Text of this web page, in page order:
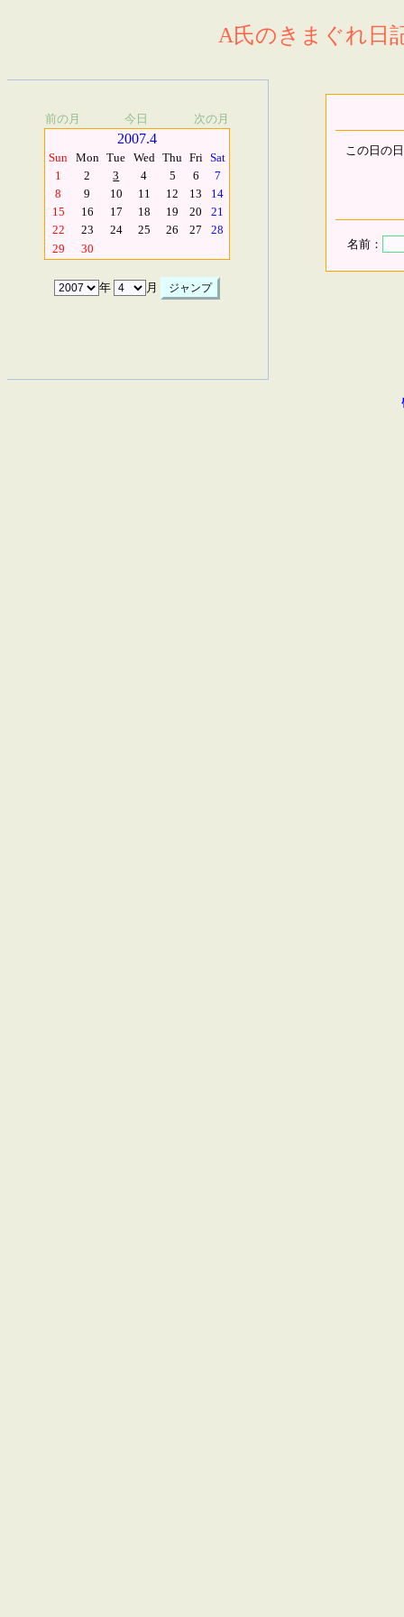
A氏のきまぐれ日
前の月 今日 次の月
2007.4
Sun Mon Tue Wed Thu Fri Sat
1
2 3 4 5 6
7
8
9 10 11 12 13
14
15
16 17 18 19 20
21
22
23 24 25 26 27
28
29
30
年 月
この日の
名前：